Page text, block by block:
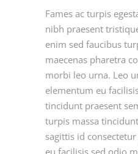
Fames ac turpis
nibh praesent
enim sed faucibus
maecenas pharetra
morbi leo urna. Leo
elementum eu
tincidunt praesent
turpis massa
sagittis id